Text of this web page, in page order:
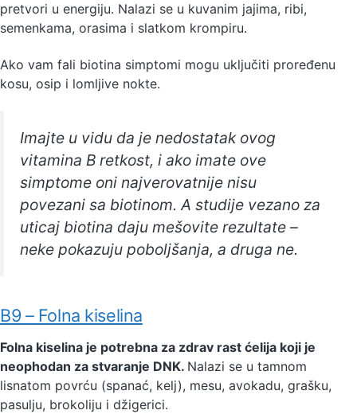
pretvori u energiju. Nalazi se u kuvanim jajima, ribi,
semenkama, orasima i slatkom krompiru.
Ako vam fali biotina simptomi mogu uključiti proređenu
kosu, osip i lomljive nokte.
Imajte u vidu da je nedostatak ovog
vitamina B retkost, i ako imate ove
simptome oni najverovatnije nisu
povezani sa biotinom. A studije vezano za
uticaj biotina daju mešovite rezultate –
neke pokazuju poboljšanja, a druga ne.
B9 – Folna kiselina
Folna kiselina je potrebna za zdrav rast ćelija koji je
neophodan za stvaranje DNK. Nalazi se u tamnom
lisnatom povrću (spanać, kelj), mesu, avokadu, grašku,
pasulju, brokoliju i džigerici.